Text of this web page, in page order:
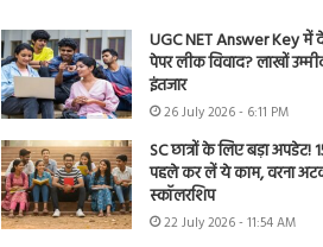
UGC NET Answer Key में
पेपर लीक विवाद? लाखों
इंतजार
26 July 2026 - 6:11 PM
SC छात्रों के लिए बड़ा अपडेट!
पहले कर लें ये काम, वरना
स्कॉलरशिप
22 July 2026 - 11:54 AM